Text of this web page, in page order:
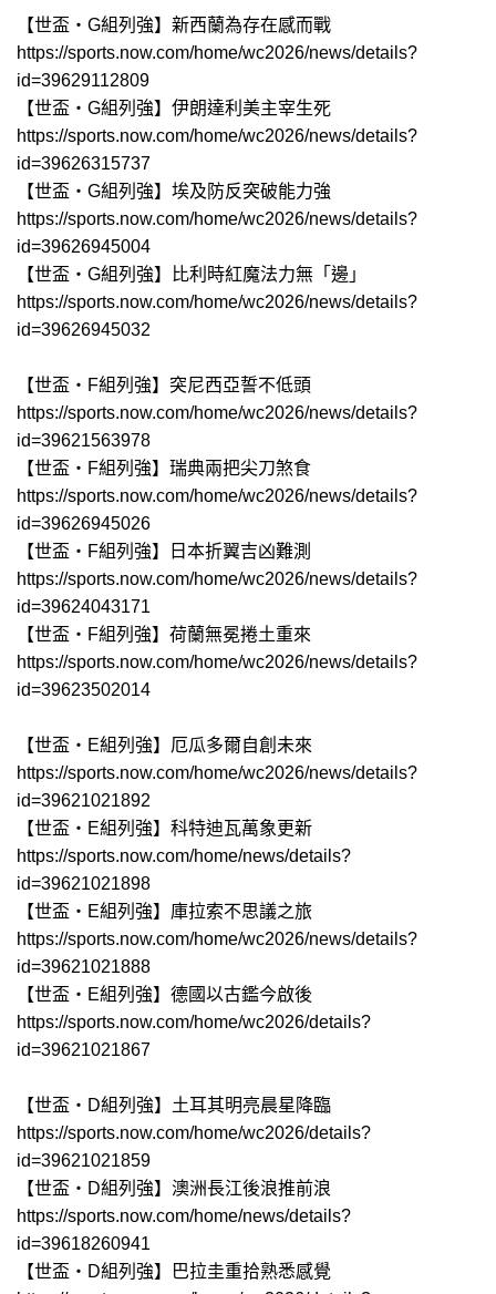
【世盃‧G組列強】新西蘭為存在感而戰
https://sports.now.com/home/wc2026/news/details?
id=39629112809
【世盃‧G組列強】伊朗達利美主宰生死
https://sports.now.com/home/wc2026/news/details?
id=39626315737
【世盃‧G組列強】埃及防反突破能力強
https://sports.now.com/home/wc2026/news/details?
id=39626945004
【世盃‧G組列強】比利時紅魔法力無「邊」
https://sports.now.com/home/wc2026/news/details?
id=39626945032
【世盃‧F組列強】突尼西亞誓不低頭
https://sports.now.com/home/wc2026/news/details?
id=39621563978
【世盃‧F組列強】瑞典兩把尖刀煞食
https://sports.now.com/home/wc2026/news/details?
id=39626945026
【世盃‧F組列強】日本折翼吉凶難測
https://sports.now.com/home/wc2026/news/details?
id=39624043171
【世盃‧F組列強】荷蘭無冕捲土重來
https://sports.now.com/home/wc2026/news/details?
id=39623502014
【世盃‧E組列強】厄瓜多爾自創未來
https://sports.now.com/home/wc2026/news/details?
id=39621021892
【世盃‧E組列強】科特迪瓦萬象更新
https://sports.now.com/home/news/details?
id=39621021898
【世盃‧E組列強】庫拉索不思議之旅
https://sports.now.com/home/wc2026/news/details?
id=39621021888
【世盃‧E組列強】德國以古鑑今啟後
https://sports.now.com/home/wc2026/details?
id=39621021867
【世盃‧D組列強】土耳其明亮晨星降臨
https://sports.now.com/home/wc2026/details?
id=39621021859
【世盃‧D組列強】澳洲長江後浪推前浪
https://sports.now.com/home/news/details?
id=39618260941
【世盃‧D組列強】巴拉圭重拾熟悉感覺